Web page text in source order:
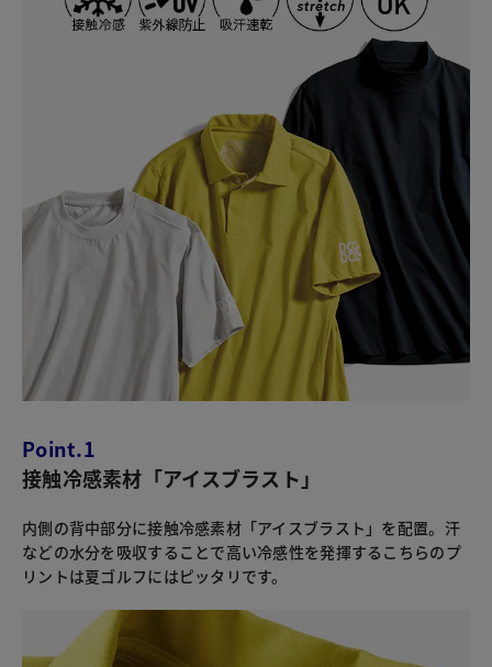
Point.1
接触冷感素材「アイスブラスト」
内側の背中部分に接触冷感素材「アイスブラスト」を配置。汗
などの水分を吸収することで高い冷感性を発揮するこちらのプ
リントは夏ゴルフにはピッタリです。